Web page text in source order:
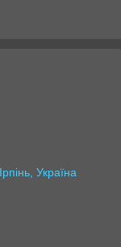
і лимонадів.
рівень
Україна